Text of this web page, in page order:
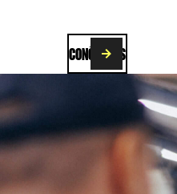
CONÓCENOS